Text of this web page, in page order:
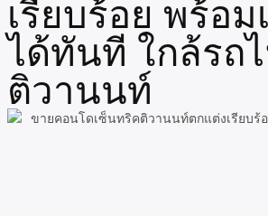
เรียบร้อย พร้อม
ได้ทันที ใกล้รถ
ติวานนท์